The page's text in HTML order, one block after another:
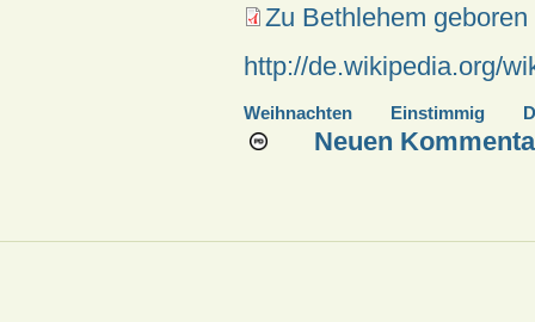
Zu Bethlehem geboren
http://de.wikipedia.org/
Weihnachten Einstimmig
Neuen